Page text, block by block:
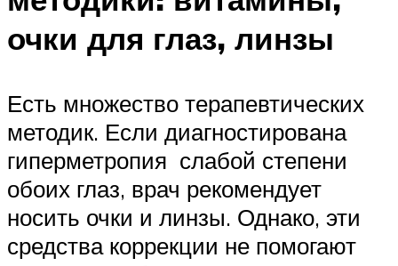
очки для глаз, линзы
Есть множество терапевтических
методик. Если диагностирована
гиперметропия слабой степени
обоих глаз, врач рекомендует
носить очки и линзы. Однако, эти
средства коррекции не помогают